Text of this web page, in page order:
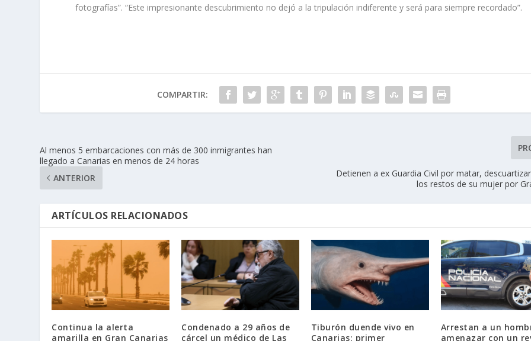
fotografías”. “Este impresionante descubrimiento no dejó a la tripulación indiferente y será para siempre recordado”.
COMPARTIR:
Al menos 5 embarcaciones con más de 300 inmigrantes han
llegado a Canarias en menos de 24 horas
ANTERIOR
Detienen a ex Guardia Civil por matar,
los restos de su mujer por
ARTÍCULOS RELACIONADOS
Continua la alerta
amarilla en Gran Canarias
Condenado a 29 años de
cárcel un médico de Las
Tiburón duende vivo en
Canarias: primer
Arrestan a un
amenazar con un